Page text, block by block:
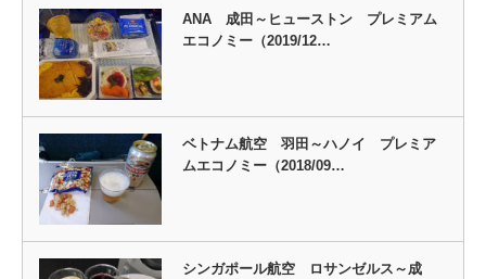
ANA 成田～ヒューストン プレミアム
エコノミー（2019/12…
ベトナム航空 羽田～ハノイ プレミア
ムエコノミー（2018/09…
シンガポール航空 ロサンゼルス～成